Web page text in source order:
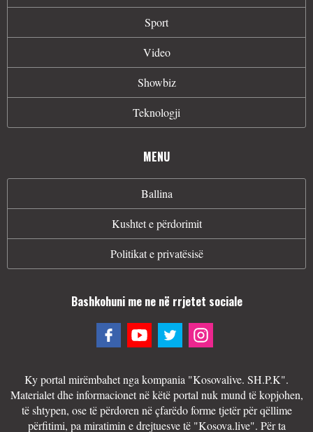
Sport
Video
Showbiz
Teknologji
MENU
Ballina
Kushtet e përdorimit
Politikat e privatësisë
Bashkohuni me ne në rrjetet sociale
Ky portal mirëmbahet nga kompania "Kosovalive. SH.P.K".
Materialet dhe informacionet në këtë portal nuk mund të kopjohen,
të shtypen, ose të përdoren në çfarëdo forme tjetër për qëllime
përfitimi, pa miratimin e drejtuesve të "Kosova.live". Për ta